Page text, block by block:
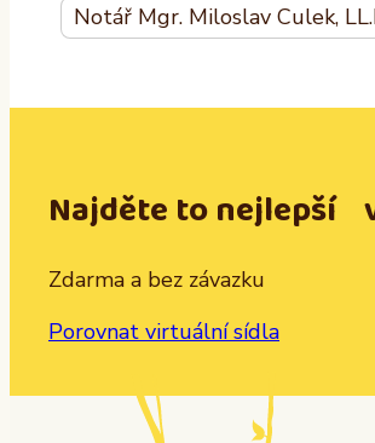
Notář Mgr. Miloslav Culek,
Najděte to nejlepší
Zdarma a bez závazku
Porovnat virtuální sídla